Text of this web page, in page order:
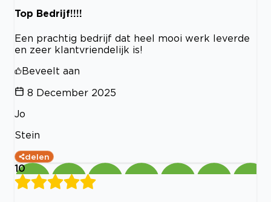
Top Bedrijf!!!!
Een prachtig bedrijf dat heel mooi werk leverde
en zeer klantvriendelijk is!
Beveelt aan
8 December 2025
Jo
Stein
delen
10